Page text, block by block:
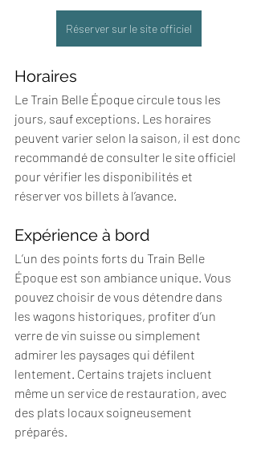
Réserver sur le site officiel
Horaires
Le Train Belle Époque circule tous les
jours, sauf exceptions. Les horaires
peuvent varier selon la saison, il est donc
recommandé de consulter le site officiel
pour vérifier les disponibilités et
réserver vos billets à l’avance.
Expérience à bord
L’un des points forts du Train Belle
Époque est son ambiance unique. Vous
pouvez choisir de vous détendre dans
les wagons historiques, profiter d’un
verre de vin suisse ou simplement
admirer les paysages qui défilent
lentement. Certains trajets incluent
même un service de restauration, avec
des plats locaux soigneusement
préparés.